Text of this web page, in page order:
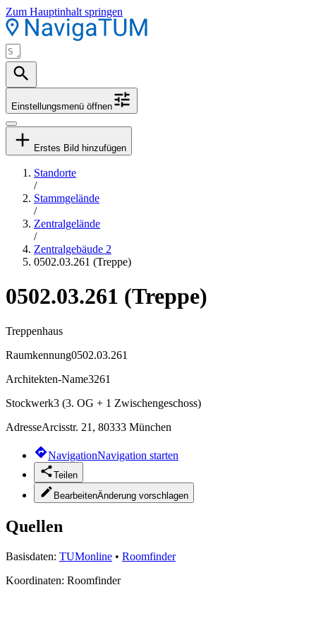
Zum Hauptinhalt springen
Einstellungsmenü öffnen
Erstes Bild hinzufügen
Standorte
/
Stammgelände
/
Zentralgelände
/
Zentralgebäude 2
0502.03.261 (Treppe)
0502.03.261 (Treppe)
Treppenhaus
Raumkennung0502.03.261
Architekten-Name3261
Stockwerk3 (3. OG + 1 Zwischengeschoss)
AdresseArcisstr. 21, 80333 München
NavigationNavigation starten
Teilen
BearbeitenÄnderung vorschlagen
Quellen
Basisdaten: TUMonline • Roomfinder
Koordinaten: Roomfinder